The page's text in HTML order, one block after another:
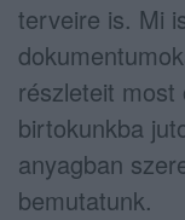
terveire is. Mi
részleteit most
birtokunkba
anyagban
bemutatunk.